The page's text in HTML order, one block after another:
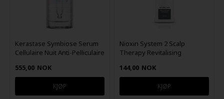
Kerastase Symbiose Serum
Cellulaire Nuit Anti-Pelliculaire
555,00 NOK
Nioxin System 2 Scalp
Therapy Revitalising
144,00 NOK